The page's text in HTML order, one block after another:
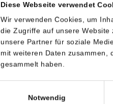
Diese Webseite verwendet
Wir verwenden Cookies, um
die Zugriffe auf unsere Website
unsere Partner für soziale
mit weiteren Daten zusammen,
gesammelt haben.
Notwendig
Wie
In
diesem